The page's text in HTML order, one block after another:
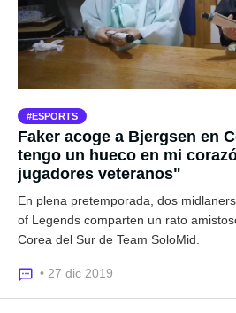
ESPORTS
Faker acoge a Bjergsen en
tengo un hueco en mi
jugadores veteranos"
En plena pretemporada, dos
of Legends comparten un rato
Corea del Sur de Team SoloMid.
• 27 dic 2019